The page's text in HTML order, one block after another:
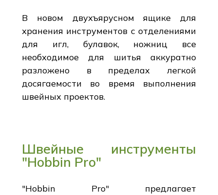
В новом двухъярусном ящике для
хранения инструментов с отделениями
для игл, булавок, ножниц все
необходимое для шитья аккуратно
разложено в пределах легкой
досягаемости во время выполнения
швейных проектов.
Швейные инструменты
"Hobbin Pro"
"Hobbin Pro" предлагает